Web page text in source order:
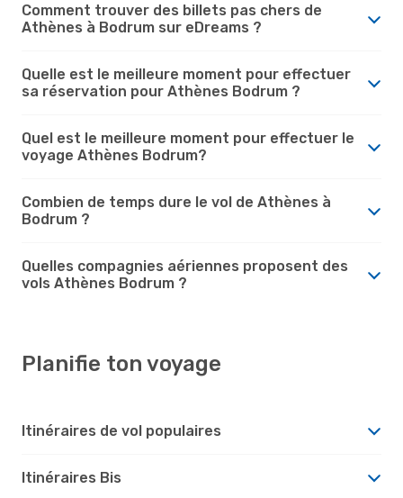
Comment trouver des billets pas chers de
Athènes à Bodrum sur eDreams ?
Quelle est le meilleure moment pour effectuer
sa réservation pour Athènes Bodrum ?
Quel est le meilleure moment pour effectuer le
voyage Athènes Bodrum?
Combien de temps dure le vol de Athènes à
Bodrum ?
Quelles compagnies aériennes proposent des
vols Athènes Bodrum ?
Planifie ton voyage
Itinéraires de vol populaires
Itinéraires Bis